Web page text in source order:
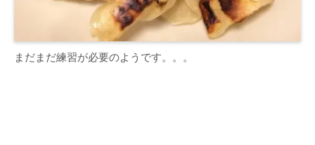
まだまだ練習が必要のようです。。。